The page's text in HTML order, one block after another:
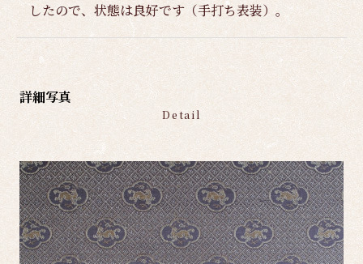
したので、状態は良好です（手打ち表装）。
詳細写真
Detail